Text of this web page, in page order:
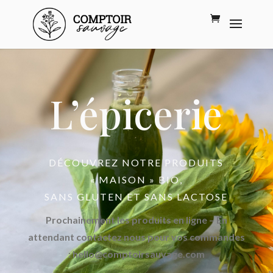
L’épicerie
DÉCOUVREZ NOTRE PRODUITS
« MAISON » BIO,
SANS GLUTEN ET SANS LACTOSE
Prochainement les produits en ligne –En
attendant contactez nous pour vos commandes
: hello@comptoirsauvage.com